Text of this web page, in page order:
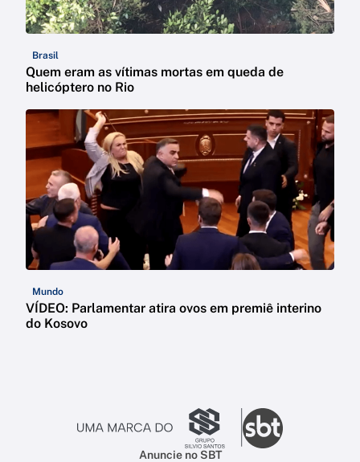
Brasil
Quem eram as vítimas mortas em queda de
helicóptero no Rio
Mundo
VÍDEO: Parlamentar atira ovos em premiê interino
do Kosovo
Anuncie no SBT